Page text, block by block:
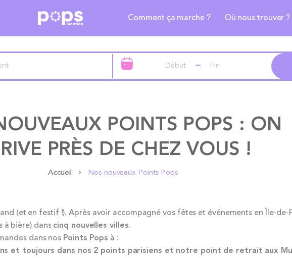
Comment ça marche ? Où nous trouver ?
POINTS POPS : ON
PRÈS DE CHEZ VOUS !
Accueil Nos nouveaux Points Pops
(et en festif !). Après avoir accompagné vos fêtes et événements en Île-de-
à bière) danscinq nouvelles villes.
dans nos Points Pops à :
et toujours dans nos 2 points parisiens et notre point de retrait aux